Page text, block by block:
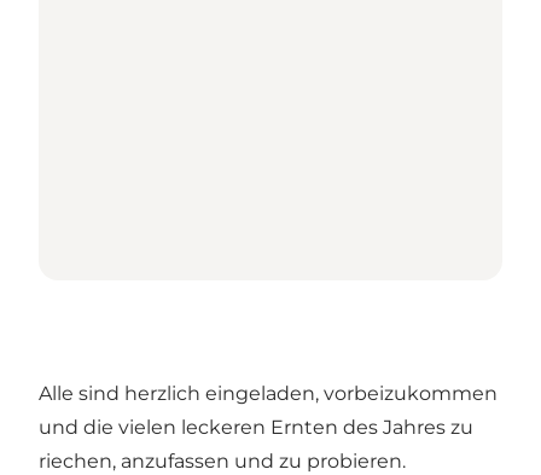
Alle sind herzlich eingeladen, vorbeizukommen
und die vielen leckeren Ernten des Jahres zu
riechen, anzufassen und zu probieren.